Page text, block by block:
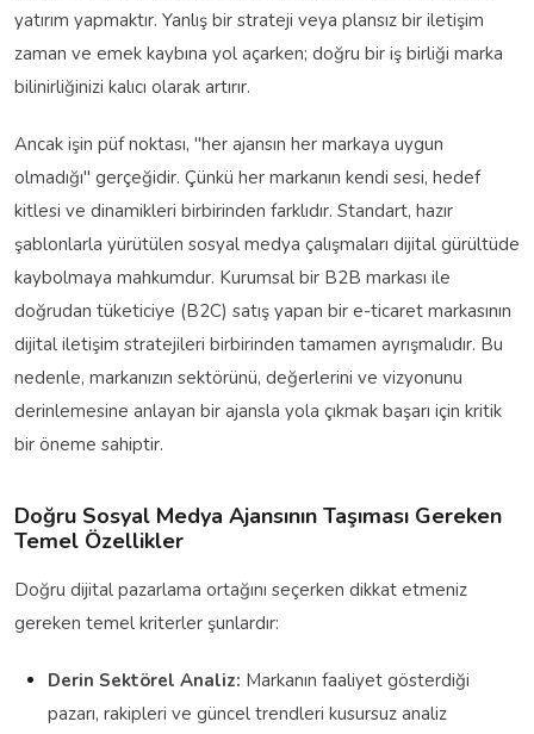
yatırım yapmaktır. Yanlış bir strateji veya plansız bir iletişim
zaman ve emek kaybına yol açarken; doğru bir iş birliği marka
bilinirliğinizi kalıcı olarak artırır.
Ancak işin püf noktası, "her ajansın her markaya uygun
olmadığı" gerçeğidir. Çünkü her markanın kendi sesi, hedef
kitlesi ve dinamikleri birbirinden farklıdır. Standart, hazır
şablonlarla yürütülen sosyal medya çalışmaları dijital gürültüde
kaybolmaya mahkumdur. Kurumsal bir B2B markası ile
doğrudan tüketiciye (B2C) satış yapan bir e-ticaret markasının
dijital iletişim stratejileri birbirinden tamamen ayrışmalıdır. Bu
nedenle, markanızın sektörünü, değerlerini ve vizyonunu
derinlemesine anlayan bir ajansla yola çıkmak başarı için kritik
bir öneme sahiptir.
Doğru Sosyal Medya Ajansının Taşıması Gereken
Temel Özellikler
Doğru dijital pazarlama ortağını seçerken dikkat etmeniz
gereken temel kriterler şunlardır:
Derin Sektörel Analiz: Markanın faaliyet gösterdiği
pazarı, rakipleri ve güncel trendleri kusursuz analiz